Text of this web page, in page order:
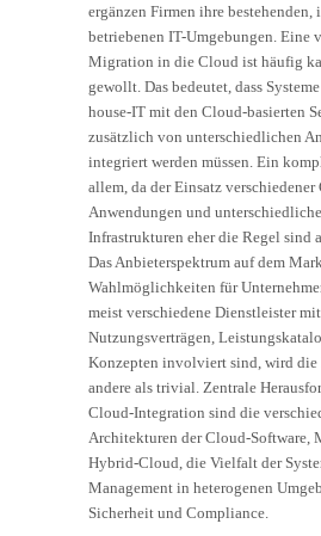
ergänzen Firmen ihre bestehenden,
betriebenen IT-Umgebungen. Eine
Migration in die Cloud ist häufig
gewollt. Das bedeutet, dass
house-IT mit den Cloud-basierten
zusätzlich von unterschiedlichen
integriert werden müssen. Ein
allem, da der Einsatz
Anwendungen und
Infrastrukturen eher die Regel sind
Das Anbieterspektrum auf dem
Wahlmöglichkeiten für
meist verschiedene Dienstleister
Nutzungsverträgen,
Konzepten involviert sind, wird die
andere als trivial. Zentrale
Cloud-Integration sind die
Architekturen der Cloud-Software,
Hybrid-Cloud, die Vielfalt der
Management in heterogenen
Sicherheit und Compliance.